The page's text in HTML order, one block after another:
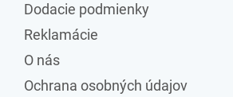
Dodacie podmienky
Reklamácie
O nás
Ochrana osobných údajov